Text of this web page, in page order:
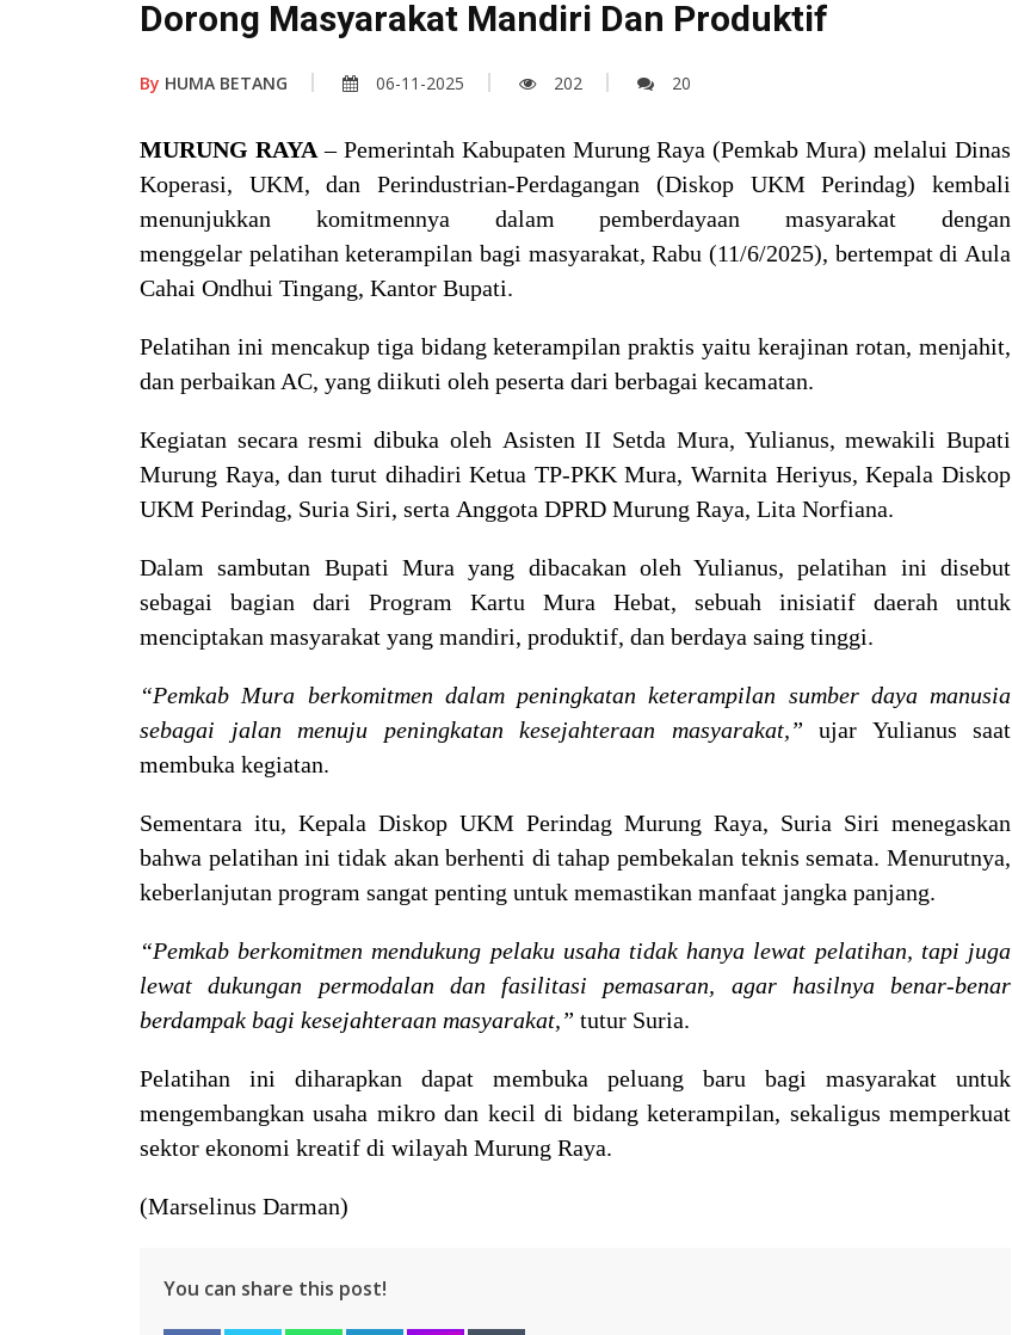
Dorong Masyarakat Mandiri Dan Produktif
By HUMA BETANG 06-11-2025 202 20
MURUNG RAYA – Pemerintah Kabupaten Murung Raya (Pemkab Mura) melalui Dinas
Koperasi, UKM, dan Perindustrian-Perdagangan (Diskop UKM Perindag) kembali
menunjukkan komitmennya dalam pemberdayaan masyarakat dengan
menggelar pelatihan keterampilan bagi masyarakat, Rabu (11/6/2025), bertempat di Aula
Cahai Ondhui Tingang, Kantor Bupati.
Pelatihan ini mencakup tiga bidang keterampilan praktis yaitu kerajinan rotan, menjahit,
dan perbaikan AC, yang diikuti oleh peserta dari berbagai kecamatan.
Kegiatan secara resmi dibuka oleh Asisten II Setda Mura, Yulianus, mewakili Bupati
Murung Raya, dan turut dihadiri Ketua TP-PKK Mura, Warnita Heriyus, Kepala Diskop
UKM Perindag, Suria Siri, serta Anggota DPRD Murung Raya, Lita Norfiana.
Dalam sambutan Bupati Mura yang dibacakan oleh Yulianus, pelatihan ini disebut
sebagai bagian dari Program Kartu Mura Hebat, sebuah inisiatif daerah untuk
menciptakan masyarakat yang mandiri, produktif, dan berdaya saing tinggi.
“Pemkab Mura berkomitmen dalam peningkatan keterampilan sumber daya manusia
sebagai jalan menuju peningkatan kesejahteraan masyarakat,”
ujar Yulianus saat
membuka kegiatan.
Sementara itu, Kepala Diskop UKM Perindag Murung Raya, Suria Siri menegaskan
bahwa pelatihan ini tidak akan berhenti di tahap pembekalan teknis semata. Menurutnya,
keberlanjutan program sangat penting untuk memastikan manfaat jangka panjang.
“Pemkab berkomitmen mendukung pelaku usaha tidak hanya lewat pelatihan, tapi juga
lewat dukungan permodalan dan fasilitasi pemasaran, agar hasilnya benar-benar
berdampak bagi kesejahteraan masyarakat,” tutur Suria.
Pelatihan ini diharapkan dapat membuka peluang baru bagi masyarakat untuk
mengembangkan usaha mikro dan kecil di bidang keterampilan, sekaligus memperkuat
sektor ekonomi kreatif di wilayah Murung Raya.
(Marselinus Darman)
You can share this post!